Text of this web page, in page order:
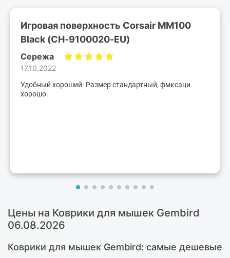
Игровая поверхность Corsair MM100
Black (CH-9100020-EU)
Сережа
17.10.2022
Удобный хороший. Размер стандартный, фмксаци
хорошо.
Цены на Коврики для мышек Gembird
06.08.2026
Коврики для мышек Gembird: самые дешевые